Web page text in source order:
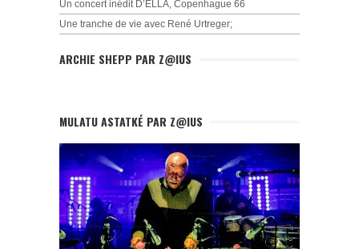
Un concert inédit D’ELLA, Copenhague 66
Une tranche de vie avec René Urtreger;
ARCHIE SHEPP PAR Z@IUS
MULATU ASTATKÉ PAR Z@IUS